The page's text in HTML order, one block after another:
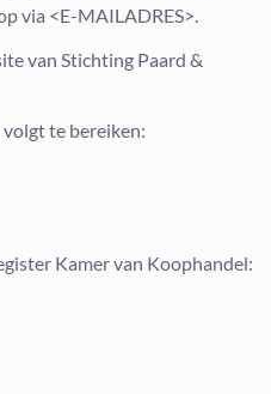
via <E-MAILADRES>.
van Stichting Paard &
te bereiken:
Kamer van Koophandel: